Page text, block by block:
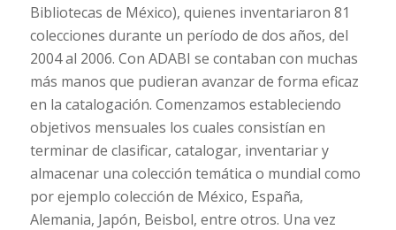
Bibliotecas de México), quienes inventariaron 81
colecciones durante un período de dos años, del
2004 al 2006. Con ADABI se contaban con muchas
más manos que pudieran avanzar de forma eficaz
en la catalogación. Comenzamos estableciendo
objetivos mensuales los cuales consistían en
terminar de clasificar, catalogar, inventariar y
almacenar una colección temática o mundial como
por ejemplo colección de México, España,
Alemania, Japón, Beisbol, entre otros. Una vez